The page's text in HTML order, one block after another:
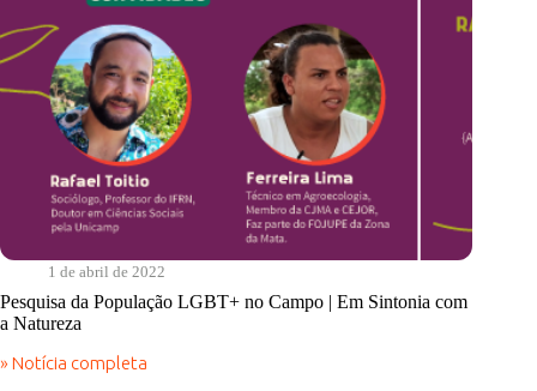
1 de abril de 2022
Pesquisa da População LGBT+ no Campo | Em Sintonia com
a Natureza
» Notícia completa
Pesquisa